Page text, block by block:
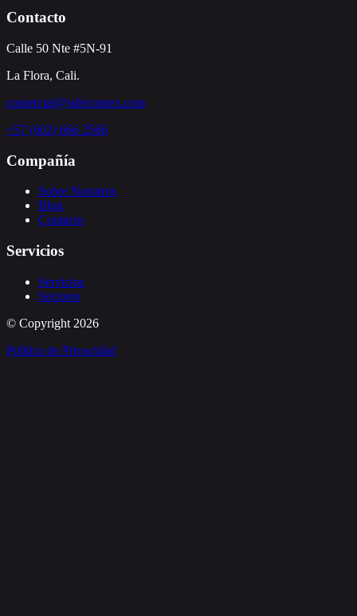
Contacto
Calle 50 Nte #5N-91
La Flora, Cali.
comercial@sidecomex.com
+57 (602) 666 2566
Compañía
Sobre Nosotros
Blog
Contacto
Servicios
Servicios
Sectores
© Copyright 2026
Política de Privacidad